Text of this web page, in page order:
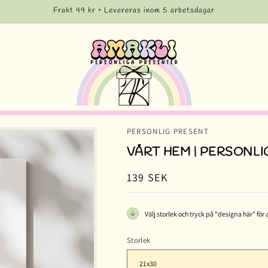
Frakt 49 kr • Levereras inom 5 arbetsdagar
PERSONLIG PRESENT
VÅRT HEM |
Ordinarie
pris
139 SEK
Välj storlek och tryck på "designa här" för
Storlek